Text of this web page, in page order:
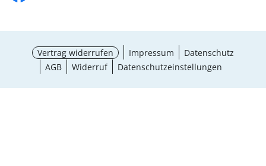
Vertrag widerrufen Impressum
Datenschutz
AGB
Widerruf Datenschutzeinstellungen